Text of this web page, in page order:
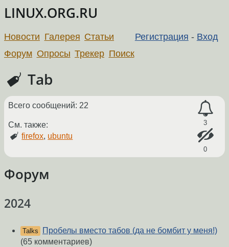
LINUX.ORG.RU
Регистрация - Вход
Новости Галерея Статьи
Форум Опросы Трекер Поиск
Tab
3
0
Всего сообщений: 22
См. также:
firefox, ubuntu
Форум
2024
Talks
Пробелы вместо табов (да не бомбит у меня!)
(65 комментариев)